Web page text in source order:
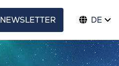
NEWSLETTER DE